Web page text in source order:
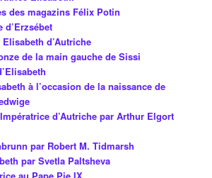
des magazins Félix Potin
d’Erzsébet
d’Autriche
de la main gauche de Sissi
à l’occasion de la naissance de
d’Autriche par Arthur Elgort
par Robert M. Tidmarsh
par Svetla Paltsheva